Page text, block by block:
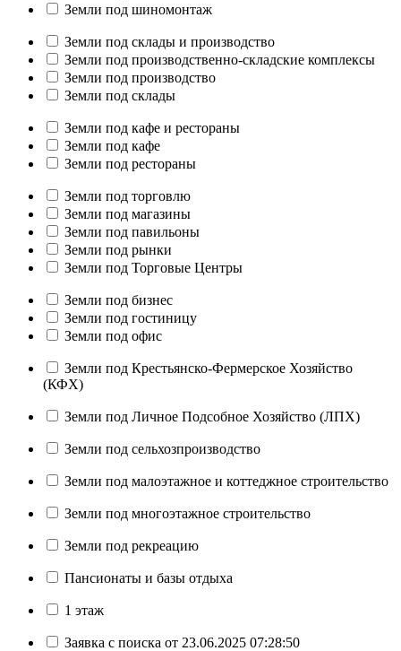
Земли под шиномонтаж
Земли под склады и производство
Земли под производственно-складские комплексы
Земли под производство
Земли под склады
Земли под кафе и рестораны
Земли под кафе
Земли под рестораны
Земли под торговлю
Земли под магазины
Земли под павильоны
Земли под рынки
Земли под Торговые Центры
Земли под бизнес
Земли под гостиницу
Земли под офис
Земли под Крестьянско-Фермерское Хозяйство
(КФХ)
Земли под Личное Подсобное Хозяйство (ЛПХ)
Земли под сельхозпроизводство
Земли под малоэтажное и коттеджное строительство
Земли под многоэтажное строительство
Земли под рекреацию
Пансионаты и базы отдыха
1 этаж
Заявка с поиска от 23.06.2025 07:28:50